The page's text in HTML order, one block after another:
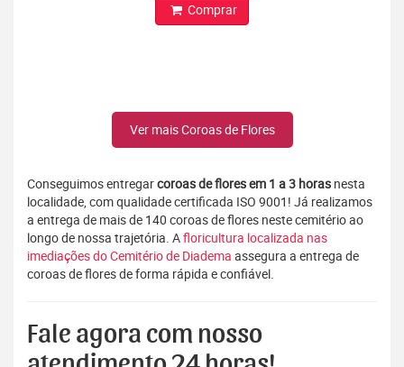
Comprar
Ver mais Coroas de Flores
Conseguimos entregarcoroas de flores em 1 a 3 horas nesta
localidade, com qualidade certificada ISO 9001! Já realizamos
a entrega de mais de 140 coroas de flores neste cemitério ao
longo de nossa trajetória. Afloricultura localizada nas
imediações do Cemitério de Diadema assegura a entrega de
coroas de flores de forma rápida e confiável.
Fale agora com nosso